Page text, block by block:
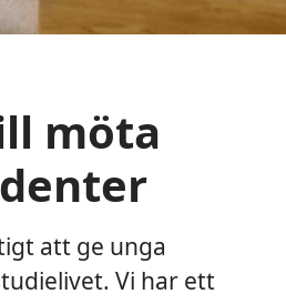
möta
att ge unga
Vi har ett